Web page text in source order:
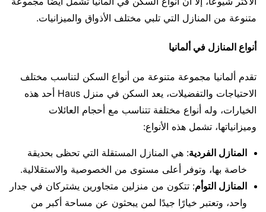
متنوعة من المنازل التي تلبي مختلف الأذواق والميزانيات.
أنواع المنازل في ألمانيا
تقدم ألمانيا مجموعة متنوعة من أنواع السكن لتناسب مختلف
الاحتياجات والتفضيلات، يعد السكن في منزل Haus أحد هذه
الخيارات، وله أنواع مختلفة تتناسب مع أحجام العائلات
وميزانياتها، تشمل هذه الأنواع:
المنازل الفردية: هي المنازل المستقلة التي تحظى بحديقة
خاصة بها، وتوفر أعلى مستوى من الخصوصية والاستقلالية.
المنازل التوأم: تتكون من منزلين متجاورين يشتركان في جدار
واحد، وتعتبر خيارًا جيدًا لمن يبحثون عن مساحة أكبر من